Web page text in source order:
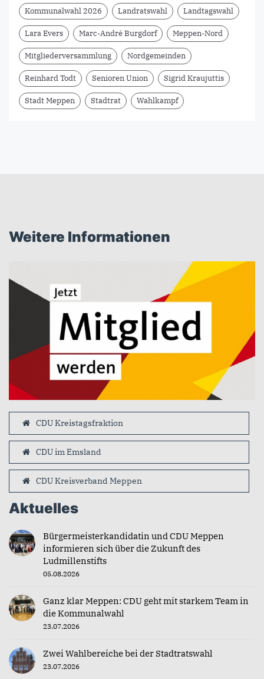
Kommunalwahl 2026 Landratswahl Landtagswahl
Lara Evers Marc-André Burgdorf Meppen-Nord
Mitgliederversammlung Nordgemeinden
Reinhard Todt Senioren Union Sigrid Kraujuttis
Stadt Meppen Stadtrat Wahlkampf
Weitere Informationen
CDU Kreistagsfraktion
CDU im Emsland
CDU Kreisverband Meppen
Aktuelles
Bürgermeisterkandidatin und CDU Meppen
informieren sich über die Zukunft des
Ludmillenstifts
05.08.2026
Ganz klar Meppen: CDU geht mit starkem Team in
die Kommunalwahl
23.07.2026
Zwei Wahlbereiche bei der Stadtratswahl
23.07.2026